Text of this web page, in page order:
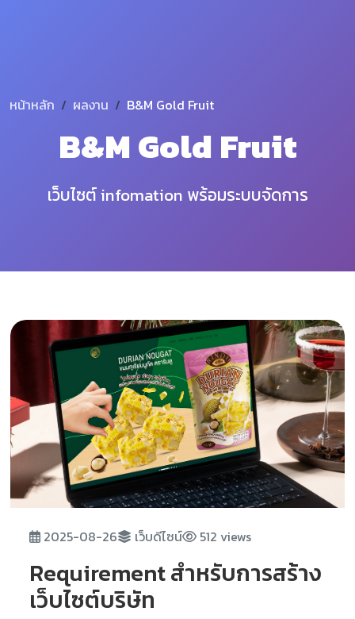
หน้าหลัก ผลงาน B&M Gold Fruit
B&M Gold Fruit
เว็บไซต์ infomation พร้อมระบบจัดการ
2025-08-26 เว็บดีไซน์ 512 views
Requirement สำหรับการสร้าง
เว็บไซต์บริษัท